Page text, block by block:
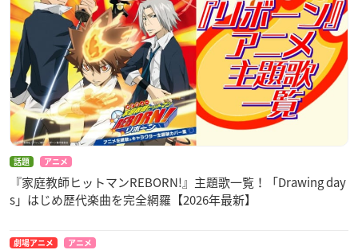
話題 アニメ
『家庭教師ヒットマンREBORN!』主題歌一覧！「Drawing day
s」はじめ歴代楽曲を完全網羅【2026年最新】
劇場アニメ アニメ